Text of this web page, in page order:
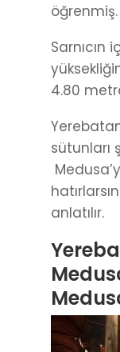
öğrenmiş.
Sarnıcın
4.80
Yerebatan
sütunları
anlatılır.